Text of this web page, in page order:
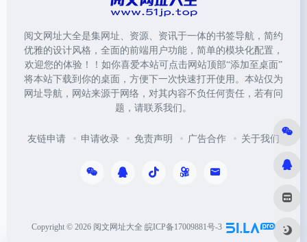
阅文网址大全是集网址、资源、资讯于一体的书签导航，简约
优雅的设计风格，全面的前端用户功能，简单的模块化配置，
欢迎您的体验！！如你喜爱本站可点击网站顶部“添加至桌面”
将本站下载到你的桌面，方便下一次快速打开使用。本站仅为
网址导航，网站来源于网络，对其内容不负任何责任，若有问
题，请联系我们。
友链申请 申请收录 免责声明 广告合作 关于我们
Copyright © 2026 阅文网址大全 皖ICP备17009881号-3